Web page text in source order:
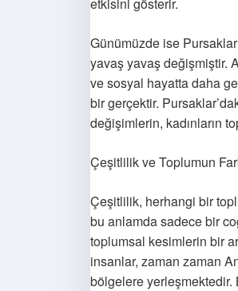
Günümüzde ise
yavaş yavaş değişmiştir.
ve sosyal hayatta daha
bir gerçektir.
değişimlerin, kadınların
Çeşitlilik ve Toplumun
Çeşitlilik, herhangi bir
bu anlamda sadece bir
toplumsal kesimlerin bir
insanlar, zaman zaman
bölgelere yerleşmektedir.